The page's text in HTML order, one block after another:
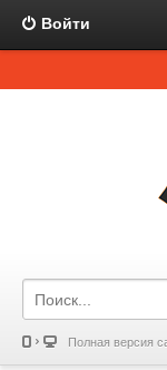
Войти
Полная версия